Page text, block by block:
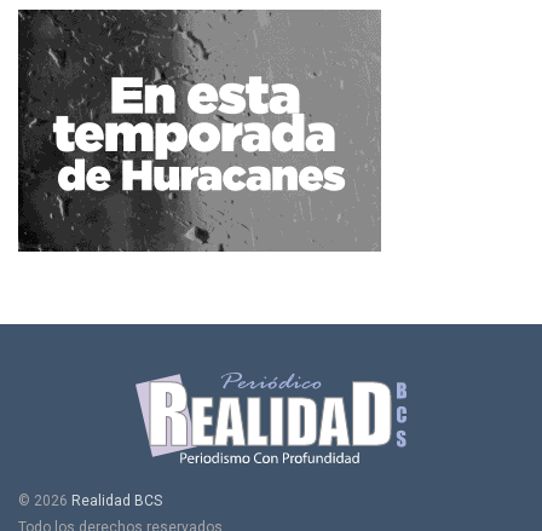
© 2026 Realidad BCS
Todo los derechos reservados